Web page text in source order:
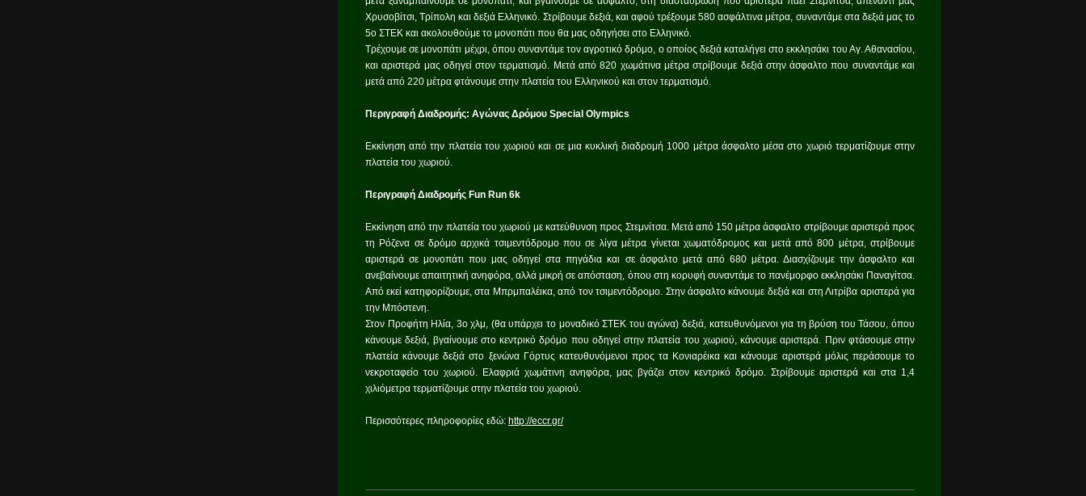
Χρυσοβίτσι, Τρίπολη και δεξιά Ελληνικό. Στρίβουμε δεξιά, και αφού τρέξουμε 580 ασφάλτινα μέτρα, συναντάμε στα δεξιά μας το
5ο ΣΤΕΚ και ακολουθούμε το μονοπάτι που θα μας οδηγήσει στο Ελληνικό.
Τρέχουμε σε μονοπάτι μέχρι, όπου συναντάμε τον αγροτικό δρόμο, ο οποίος δεξιά καταλήγει στο εκκλησάκι του Αγ. Αθανασίου,
και αριστερά μας οδηγεί στον τερματισμό. Μετά από 820 χωμάτινα μέτρα στρίβουμε δεξιά στην άσφαλτο που συναντάμε και
μετά από 220 μέτρα φτάνουμε στην πλατεία του Ελληνικού και στον τερματισμό.
Περιγραφή Διαδρομής: Αγώνας Δρόμου Special Olympics
Εκκίνηση από την πλατεία του χωριού και σε μια κυκλική διαδρομή 1000 μέτρα άσφαλτο μέσα στο χωριό τερματίζουμε στην
πλατεία του χωριού.
Περιγραφή Διαδρομής Fun Run 6k
Εκκίνηση από την πλατεία του χωριού με κατεύθυνση προς Στεμνίτσα. Μετά από 150 μέτρα άσφαλτο στρίβουμε αριστερά προς
τη Ρόζενα σε δρόμο αρχικά τσιμεντόδρομο που σε λίγα μέτρα γίνεται χωματόδρομος και μετά από 800 μέτρα, στρίβουμε
αριστερά σε μονοπάτι που μας οδηγεί στα πηγάδια και σε άσφαλτο μετά από 680 μέτρα. Διασχίζουμε την άσφαλτο και
ανεβαίνουμε απαιτητική ανηφόρα, αλλά μικρή σε απόσταση, όπου στη κορυφή συναντάμε το πανέμορφο εκκλησάκι Παναγίτσα.
Από εκεί κατηφορίζουμε, στα Μπρμπαλέικα, από τον τσιμεντόδρομο. Στην άσφαλτο κάνουμε δεξιά και στη Λιτρίβα αριστερά για
την Μπόστενη.
Στον Προφήτη Ηλία, 3ο χλμ, (θα υπάρχει το μοναδικό ΣΤΕΚ του αγώνα) δεξιά, κατευθυνόμενοι για τη βρύση του Τάσου, όπου
κάνουμε δεξιά, βγαίνουμε στο κεντρικό δρόμο που οδηγεί στην πλατεία του χωριού, κάνουμε αριστερά. Πριν φτάσουμε στην
πλατεία κάνουμε δεξιά στο ξενώνα Γόρτυς κατευθυνόμενοι προς τα Κονιαρέικα και κάνουμε αριστερά μόλις περάσουμε το
νεκροταφείο του χωριού. Ελαφριά χωμάτινη ανηφόρα, μας βγάζει στον κεντρικό δρόμο. Στρίβουμε αριστερά και στα 1,4
χιλιόμετρα τερματίζουμε στην πλατεία του χωριού.
Περισσότερες πληροφορίες εδώ: http://eccr.gr/